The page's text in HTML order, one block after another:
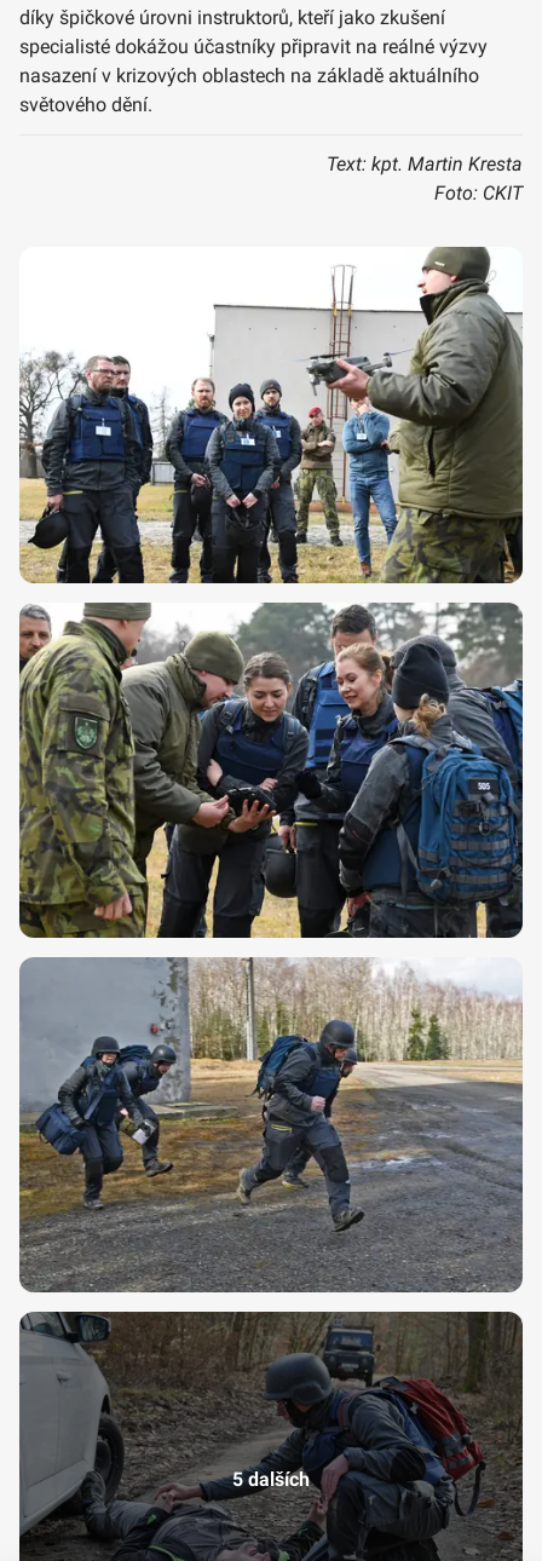
díky špičkové úrovni instruktorů, kteří jako zkušení
specialisté dokážou účastníky připravit na reálné výzvy
nasazení v krizových oblastech na základě aktuálního
světového dění.
Text: kpt. Martin Kresta
Foto: CKIT
5 dalších